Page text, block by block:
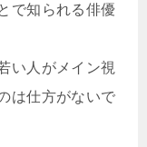
で知られる俳優
い人がメイン視
は仕方がないで